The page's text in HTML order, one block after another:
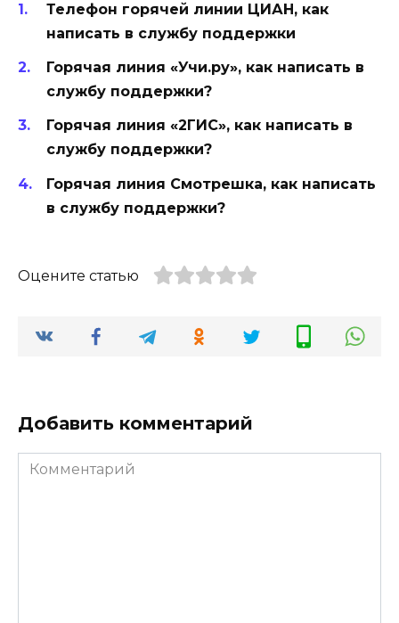
Телефон горячей линии ЦИАН, как
написать в службу поддержки
Горячая линия «Учи.ру», как написать в
службу поддержки?
Горячая линия «2ГИС», как написать в
службу поддержки?
Горячая линия Смотрешка, как написать
в службу поддержки?
Оцените статью
Добавить комментарий
Комментарий